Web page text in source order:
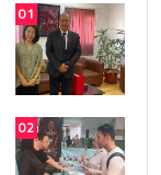
01
02